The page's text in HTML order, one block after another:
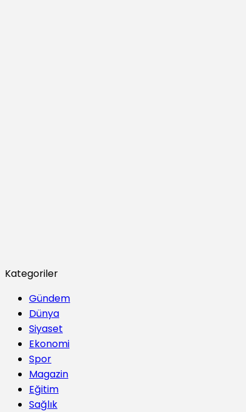
Kategoriler
Gündem
Dünya
Siyaset
Ekonomi
Spor
Magazin
Eğitim
Sağlık